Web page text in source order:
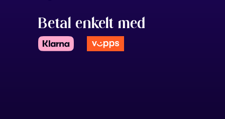
Betal enkelt med